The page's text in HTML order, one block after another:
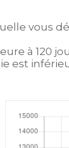
vous
à 120
est